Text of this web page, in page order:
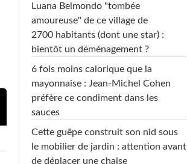
Luana Belmondo "tombée
amoureuse" de ce village de
2700 habitants (dont une star) :
bientôt un déménagement ?
6 fois moins calorique que la
mayonnaise : Jean-Michel Cohen
préfère ce condiment dans les
sauces
Cette guêpe construit son nid sous
le mobilier de jardin : attention avant
de déplacer une chaise